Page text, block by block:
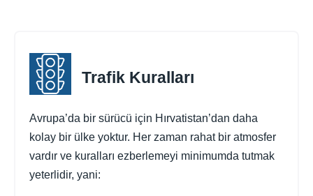
Trafik Kuralları
Avrupa’da bir sürücü için Hırvatistan’dan daha
kolay bir ülke yoktur. Her zaman rahat bir atmosfer
vardır ve kuralları ezberlemeyi minimumda tutmak
yeterlidir, yani: